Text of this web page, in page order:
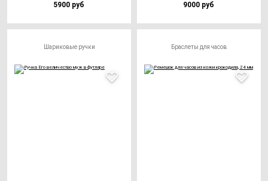
5900 руб 9000 руб
Шариковые ручки Браслеты для часов